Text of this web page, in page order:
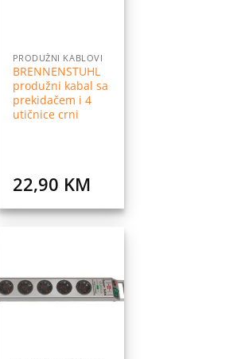
PRODUŽNI KABLOVI
BRENNENSTUHL
produžni kabal sa
prekidačem i 4
utičnice crni
22,90 KM
na
listu
želja